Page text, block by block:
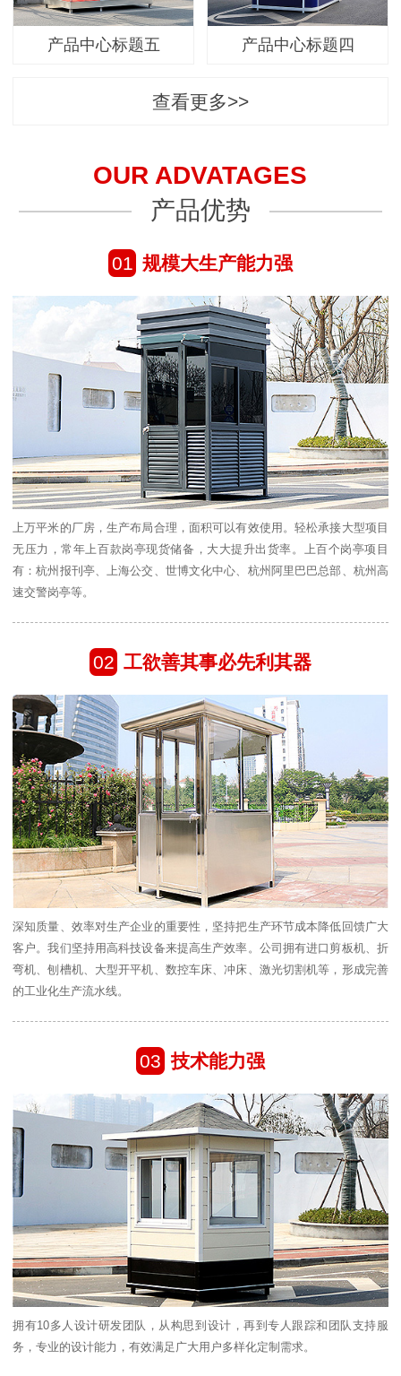
产品中心标题五 产品中心标题四
查看更多>>
OUR ADVATAGES
产品优势
01 规模大生产能力强
上万平米的厂房，生产布局合理，面积可以有效使用。轻松承接大型项目
无压力，常年上百款岗亭现货储备，大大提升出货率。上百个岗亭项目
有：杭州报刊亭、上海公交、世博文化中心、杭州阿里巴巴总部、杭州高
速交警岗亭等。
02 工欲善其事必先利其器
深知质量、效率对生产企业的重要性，坚持把生产环节成本降低回馈广大
客户。我们坚持用高科技设备来提高生产效率。公司拥有进口剪板机、折
弯机、刨槽机、大型开平机、数控车床、冲床、激光切割机等，形成完善
的工业化生产流水线。
03 技术能力强
拥有10多人设计研发团队，从构思到设计，再到专人跟踪和团队支持服
务，专业的设计能力，有效满足广大用户多样化定制需求。